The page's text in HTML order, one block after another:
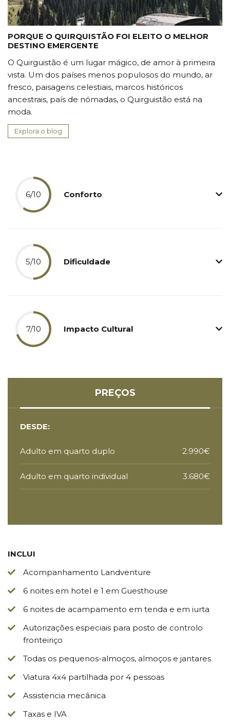
PORQUE O QUIRQUISTÃO FOI ELEITO O MELHOR
DESTINO EMERGENTE
O Quirguistão é um lugar mágico, de amor à primeira
vista. Um dos países menos populosos do mundo, ar
fresco, paisagens celestiais, marcos históricos
ancestrais, país de nómadas, o Quirguistão está na
moda.
Explora o blog
6/10 Conforto
5/10 Dificuldade
7/10 Impacto Cultural
PREÇOS
DESDE:
Adulto em quarto duplo 2.990€
Adulto em quarto individual 3.680€
INCLUI
Acompanhamento Landventure
6 noites em hotel e 1 em Guesthouse
6 noites de acampamento em tenda e em iurta
Autorizações especiais para posto de controlo
fronteiriço
Todas os pequenos-almoços, almoços e jantares
Viatura 4x4 partilhada por 4 pessoas
Assistencia mecânica
Taxas e IVA